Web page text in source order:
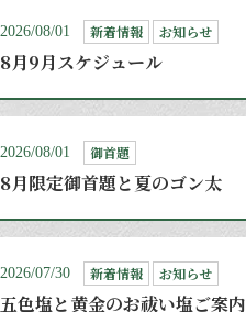
2026/08/01 新着情報 お知らせ
8月9月スケジュール
2026/08/01 御首題
8月限定御首題と夏のゴン太
2026/07/30 新着情報 お知らせ
五色塩と黄金のお祓い塩ご案内